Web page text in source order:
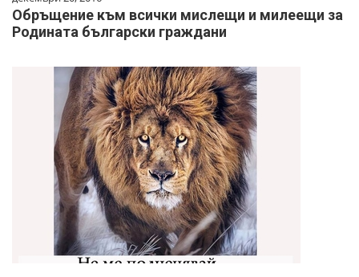
Обръщение към всички мислещи и милеещи за
Родината български граждани